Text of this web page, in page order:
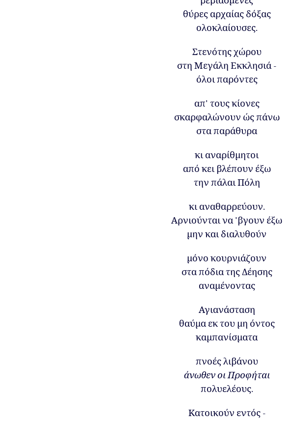
θύρες αρχαίας δόξας
ολοκλαίουσες.
Στενότης χώρου
στη Μεγάλη Εκκλησιά -
όλοι παρόντες
απ' τους κίονες
σκαρφαλώνουν ώς πάνω
στα παράθυρα
κι αναρίθμητοι
από κει βλέπουν έξω
την πάλαι Πόλη
κι αναθαρρεύουν.
Αρνιούνται να 'βγουν έξω
μην και διαλυθούν
μόνο κουρνιάζουν
στα πόδια της Δέησης
αναμένοντας
Αγιανάσταση
θαύμα εκ του μη όντος
καμπανίσματα
πνοές λιβάνου
άνωθεν οι Προφήται
πολυελέους.
Κατοικούν εντός -